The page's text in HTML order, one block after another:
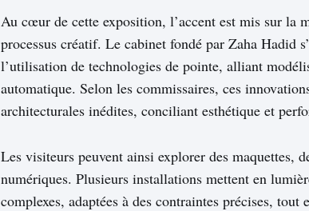
Au cœur de cette exposition, l’accent est mis sur la
processus créatif. Le cabinet fondé par Zaha Hadid
l’utilisation de technologies de pointe, alliant
automatique. Selon les commissaires, ces
architecturales inédites, conciliant esthétique et
Les visiteurs peuvent ainsi explorer des maquettes,
numériques. Plusieurs installations mettent en
complexes, adaptées à des contraintes précises,